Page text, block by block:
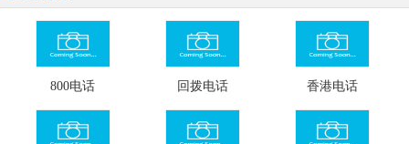
800电话 回拨电话 香港电话